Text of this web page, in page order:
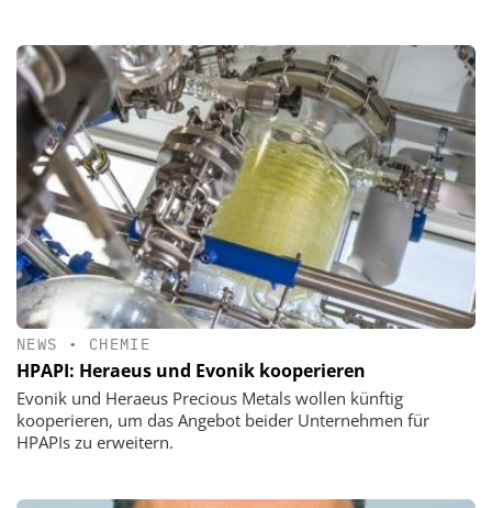
NEWS • CHEMIE
HPAPI: Heraeus und Evonik kooperieren
Evonik und Heraeus Precious Metals wollen künftig
kooperieren, um das Angebot beider Unternehmen für
HPAPIs zu erweitern.